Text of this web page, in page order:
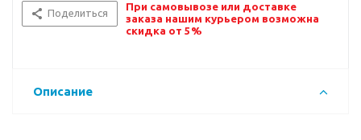
Поделиться
При самовывозе или доставке
заказа нашим курьером возможна
скидка от 5%
Описание